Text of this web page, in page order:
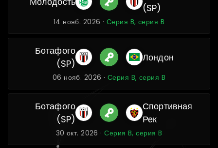
(SP)
14 нояб. 2026 · Серия B, серия B
Ботафого
(SP)
Лондон
06 нояб. 2026 · Серия B, серия B
Ботафого
(SP)
Спортивная
Рек
30 окт. 2026 ·Серия B, серия B